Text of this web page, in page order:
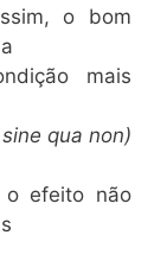
o bom
mais
sine qua non)
o efeito não